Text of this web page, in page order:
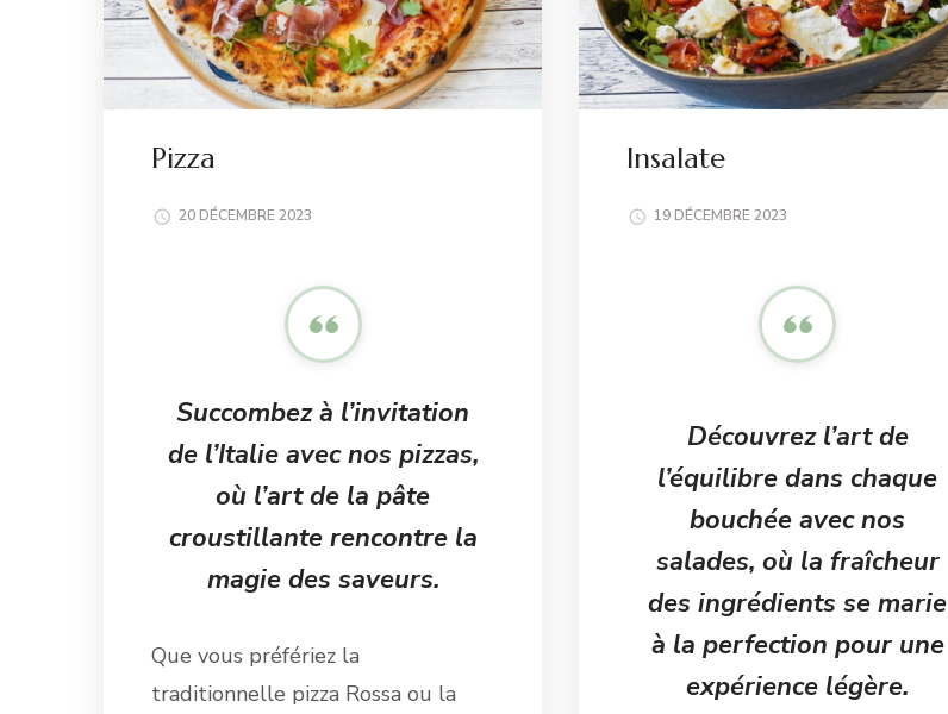
Pizza
20 DÉCEMBRE 2023
Succombez à l’invitation
de l’Italie avec nos pizzas,
où l’art de la pâte
croustillante rencontre la
magie des saveurs.
Que vous préfériez la
traditionnelle pizza Rossa ou la
Insalate
19 DÉCEMBRE 2023
Découvrez l’art de
l’équilibre dans chaque
bouchée avec nos
salades, où la fraîcheur
des ingrédients se marie
à la perfection pour une
expérience légère.